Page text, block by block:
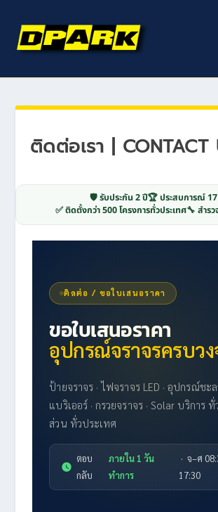
ติดต่อเรา | CONTACT
🛡️ รับประกัน 2 ปี🏆 ประสบการณ์
✅ ติดตั้งกว่า 500 โครงการทั่วประเทศ🔧 สำร
ติดต่อ / ขอใบเสนอราคา
ขอใบเสนอราคา
อุปกรณ์จราจรครบวง
ป้ายจราจร · ไฟจราจร LED · อุปกรณ์ชะ
แบริเออร์ · กรวยจราจร · Solar บริการ
ส่วน ทั่วประเทศ
ตอบ
กลับ
ภายใน 1 วัน
ทำการ
· จ–ศ
17:30